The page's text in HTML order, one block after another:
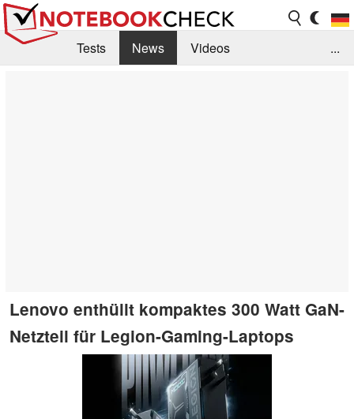
Tests News
Videos
...
Lenovo enthüllt kompaktes 300 Watt GaN-
Netzteil für Legion-Gaming-Laptops